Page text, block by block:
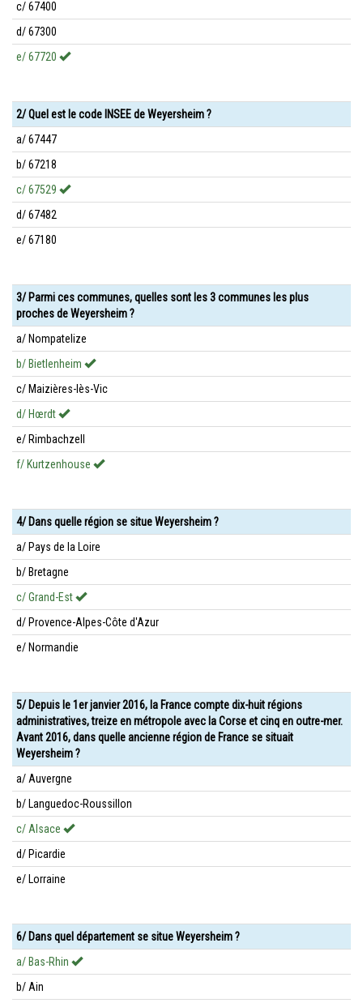
c/ 67400
d/ 67300
e/ 67720
2/ Quel est le code INSEE de Weyersheim ?
a/ 67447
b/ 67218
c/ 67529
d/ 67482
e/ 67180
3/ Parmi ces communes, quelles sont les 3 communes les plus
proches de Weyersheim ?
a/ Nompatelize
b/ Bietlenheim
c/ Maizières-lès-Vic
d/ Hœrdt
e/ Rimbachzell
f/ Kurtzenhouse
4/ Dans quelle région se situe Weyersheim ?
a/ Pays de la Loire
b/ Bretagne
c/ Grand-Est
d/ Provence-Alpes-Côte d'Azur
e/ Normandie
5/ Depuis le 1er janvier 2016, la France compte dix-huit régions
administratives, treize en métropole avec la Corse et cinq en outre-mer.
Avant 2016, dans quelle ancienne région de France se situait
Weyersheim ?
a/ Auvergne
b/ Languedoc-Roussillon
c/ Alsace
d/ Picardie
e/ Lorraine
6/ Dans quel département se situe Weyersheim ?
a/ Bas-Rhin
b/ Ain